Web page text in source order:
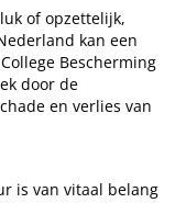
of opzettelijk,
kan een
Bescherming
door de
en verlies van
is van vitaal belang